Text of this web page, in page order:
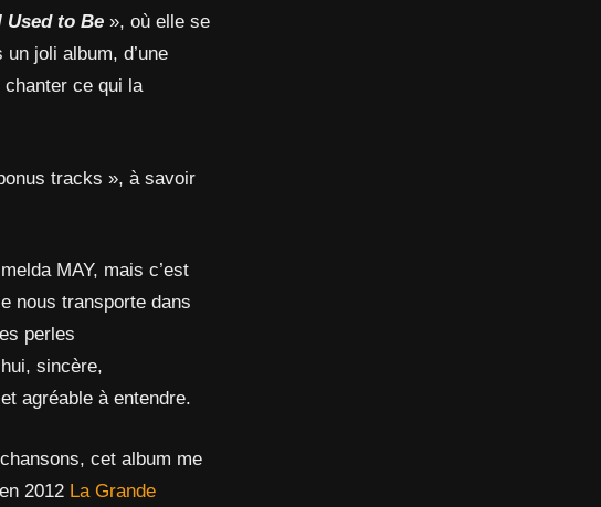
Used to Be », où elle se
joli album, d’une
ce qui la
tracks », à savoir
MAY, mais c’est
nous transporte dans
perles
sincère,
agréable à entendre.
cet album me
2012 La Grande